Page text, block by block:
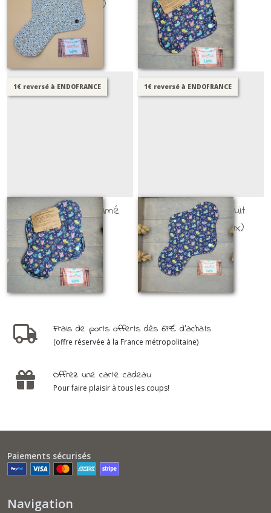
(imprimé floral)
PSL ET SHL
16€75
oiseaux)
PSL ET SHL
14€35
1€ reversé à ENDOFRANCE
SHL flux ++ (imprimé
oiseaux)
PSL ET SHL
15€25
1€ reversé à ENDOFRANCE
SHL flux +++ / nuit
(imprimé oiseaux)
PSL ET SHL
16€75
Frais de ports offerts dès 69€ d'achats
(offre réservée à la France métropolitaine)
Offrez une carte cadeau
Pour faire plaisir à tous les coups!
Paiements sécurisés
Navigation